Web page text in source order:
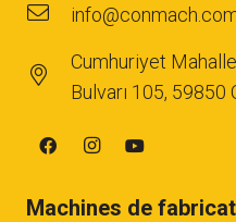
Cumhuriyet
Bulvarı 105,
Machines de